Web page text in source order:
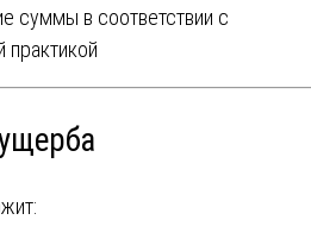
суммы в соответствии с
практикой